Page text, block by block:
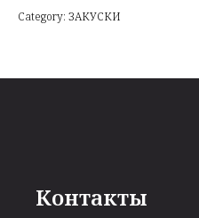
Category: ЗАКУСКИ
Контакты